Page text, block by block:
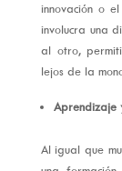
innovación o
involucra una
al otro,
lejos de la
Aprendizaje
Al igual que